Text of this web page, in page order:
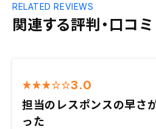
関連する評判・口コミ
RELATED REVIEWS
3.0
担当のレスポンスの早さ
った